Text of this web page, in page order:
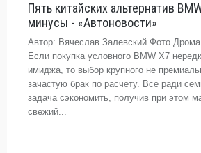
Пять китайских альтернатив
минусы - «Автоновости»
Автор: Вячеслав Залевский Фото
Если покупка условного BMW X7
имиджа, то выбор крупного не
зачастую брак по расчету. Все ради
задача сэкономить, получив при этом
свежий...